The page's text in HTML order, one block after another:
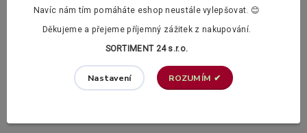
Stínění 24 - další člen skupiny Sortiment 24 s.r.o.
Stínění 24 - další člen skupiny Sortiment 24 s.r.o. Vyzkoušejte také
náš zcela nový eshop www.stineni24.cz Naleznete zde obrovské
Navíc nám tím pomáháte eshop neustále vylepšovat. 😊
Děkujeme a přejeme příjemný zážitek z nakupování.
SORTIMENT 24 s.r.o.
Nastavení ROZUMÍM ✔